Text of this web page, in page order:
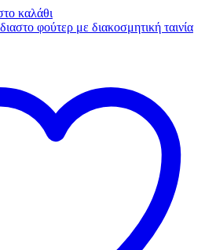
καλάθι